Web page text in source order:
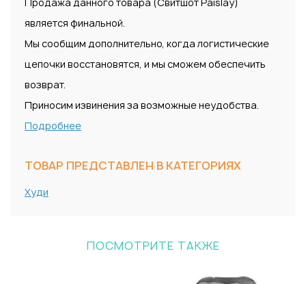
является финальной.
Мы сообщим дополнительно, когда логистические
цепочки восстановятся, и мы сможем обеспечить
возврат.
Приносим извинения за возможные неудобства.
Подробнее
ТОВАР ПРЕДСТАВЛЕН В КАТЕГОРИЯХ
Худи
ПОСМОТРИТЕ ТАКЖЕ